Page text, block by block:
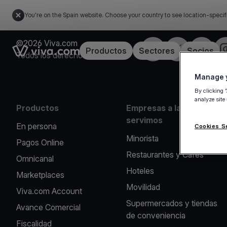
You're on the Spain website. Choose your country to see location-
Link to the homepageProductos Sectores Socios
©2026 Viva.com
Todos los derechos reservados
Facebook
X LinkedIn
Productos
En persona
Pagos Online
Omnicanal
Marketplaces
Viva.com Account
Avance Comercial
Fiscalidad
Empresas a las que
servimos
Minorista
Restaurantes y Cafés
Hoteles
Movilidad
Supermercados y tiendas
de conveniencia
Manage
By clicking
analyze
Cookies